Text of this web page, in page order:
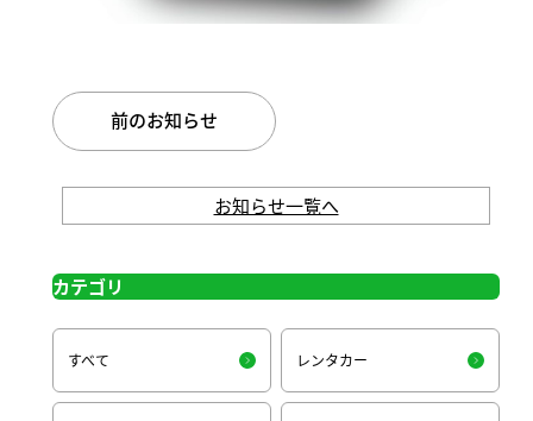
前のお知らせ
お知らせ一覧へ
カテゴリ
すべて レンタカー